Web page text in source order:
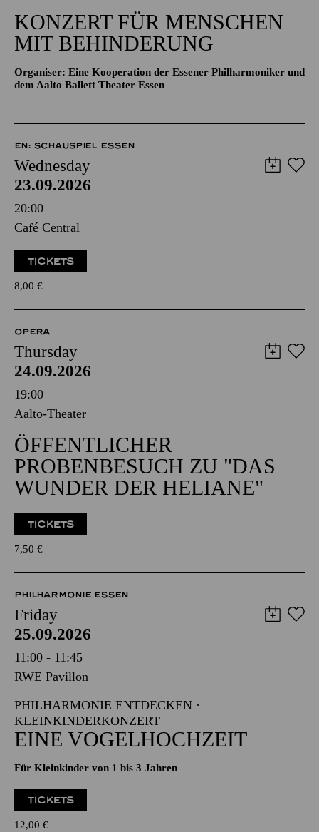
KONZERT FÜR MENSCHEN
MIT BEHINDERUNG
Organiser: Eine Kooperation der Essener Philharmoniker und
dem Aalto Ballett Theater Essen
EN: SCHAUSPIEL ESSEN
Wednesday
23.09.2026
20:00
Café Central
TICKETS
8,00 €
OPERA
Thursday
24.09.2026
19:00
Aalto-Theater
ÖFFENTLICHER
PROBENBESUCH ZU "DAS
WUNDER DER HELIANE"
TICKETS
7,50 €
PHILHARMONIE ESSEN
Friday
25.09.2026
11:00 - 11:45
RWE Pavillon
PHILHARMONIE ENTDECKEN ·
KLEINKINDERKONZERT
EINE VOGELHOCHZEIT
Für Kleinkinder von 1 bis 3 Jahren
TICKETS
12,00 €